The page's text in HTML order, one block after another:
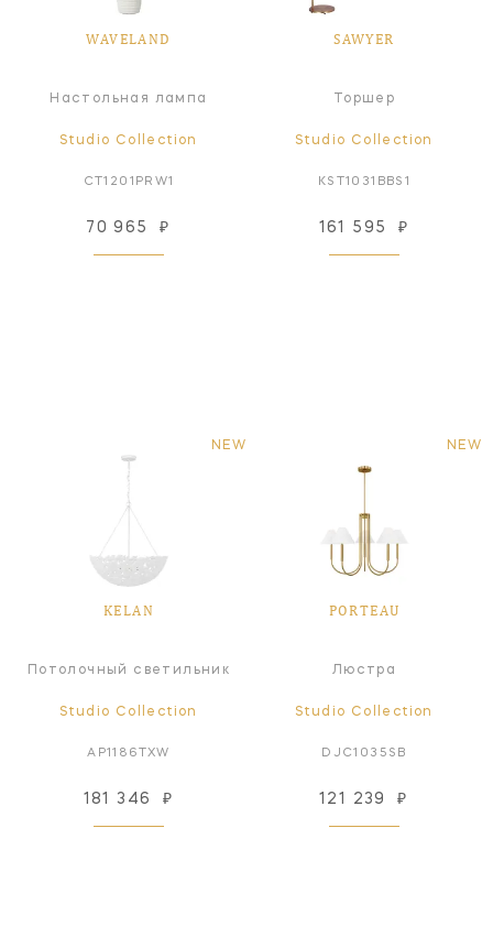
WAVELAND
Настольная лампа
Studio Collection
CT1201PRW1
70 965 ₽
SAWYER
Торшер
Studio Collection
KST1031BBS1
161 595 ₽
NEW
KELAN
Потолочный светильник
Studio Collection
AP1186TXW
181 346 ₽
NEW
PORTEAU
Люстра
Studio Collection
DJC1035SB
121 239 ₽